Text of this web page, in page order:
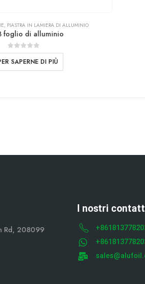
, PIASTRA IN LAMIERA DI ALLUMINIO
foglio di alluminio
0fuori da 5
SAPERNE DI PIÙ
Rd, 208099
I nostri